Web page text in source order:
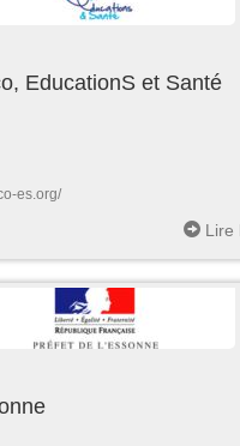
EducationS et Santé
es.org/
Lire